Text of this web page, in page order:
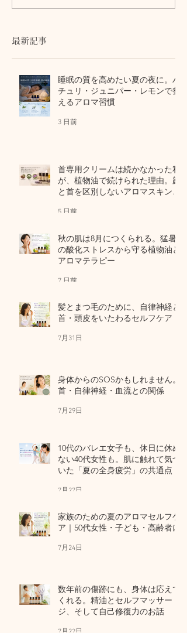
律神経と首・頭皮をいた
最新記事
睡眠の質を高めたい夏の夜に。パ
チュリ・ジュニパー・レモンで整
えるアロマ習慣
3 日前
首専用クリームは続かなかった私
が、植物油で続けられた理由。顔
と首を区別しないアロマスキンケ
5 日前
秋の肌は8月につくられる。猛暑
の酸化ストレスから守る植物油と
アロマテラピー
7 日前
髪とまつ毛のために、自律神経と
首・頭皮をいたわるセルフケア
7月31日
身体からのSOSかもしれません。
首・自律神経・血流との関係
7月29日
10代のバレエ女子も、休日に休め
ない40代女性も。肌に触れて気づ
いた「夏の全身疲労」の共通点
7月27日
家族のための夏のアロマセルフケ
ア｜50代女性・子ども・高齢者に
7月24日
数年前の傷跡にも、身体は応えて
くれる。精油とセルフマッサー
ジ、そして自己修復力のお話